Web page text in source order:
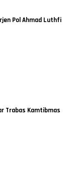
Pol Ahmad Luthfi
Trabas Kamtibmas